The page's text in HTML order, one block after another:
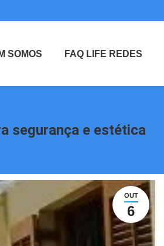
SOMOS FAQ LIFE REDES
segurança e estética
OUT
6